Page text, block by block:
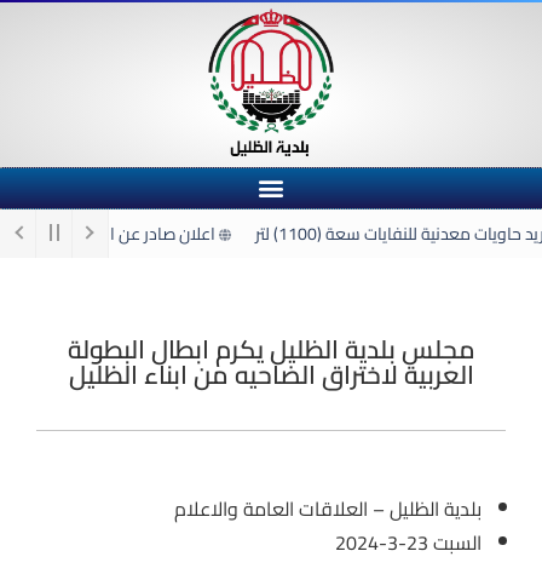
معدنية للنفايات سعة (1100) لتر اعلان صادر عن اللجنة الفرعية
مجلس بلدية الظليل يكرم ابطال البطولة
العربية لاختراق الضاحيه من ابناء الظليل
بلدية الظليل – العلاقات العامة والاعلام
السبت 23-3-2024